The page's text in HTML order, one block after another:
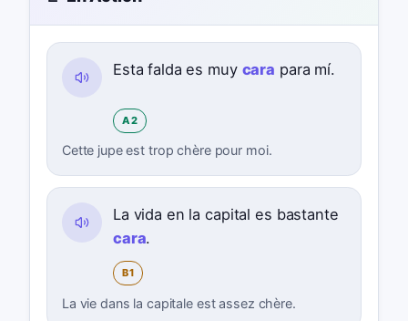
Esta falda es muy cara para mí.
A2
Cette jupe est trop chère pour moi.
La vida en la capital es bastante
cara.
B1
La vie dans la capitale est assez chère.